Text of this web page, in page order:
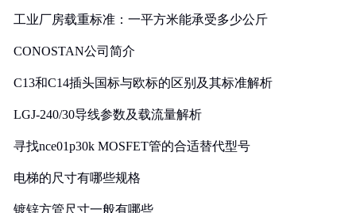
工业厂房载重标准：一平方米能承受多少公斤
CONOSTAN公司简介
C13和C14插头国标与欧标的区别及其标准解析
LGJ-240/30导线参数及载流量解析
寻找nce01p30k MOSFET管的合适替代型号
电梯的尺寸有哪些规格
镀锌方管尺寸一般有哪些